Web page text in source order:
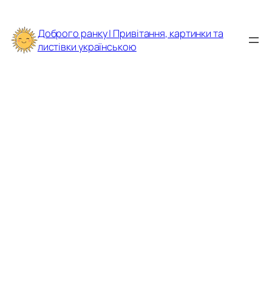
до
вмісту
Доброго ранку | Привітання, картинки та
листівки українською